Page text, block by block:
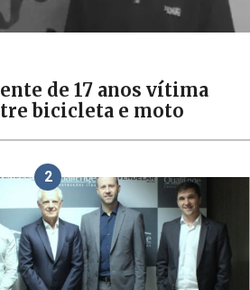
de 17 anos vítima
bicicleta e moto
2